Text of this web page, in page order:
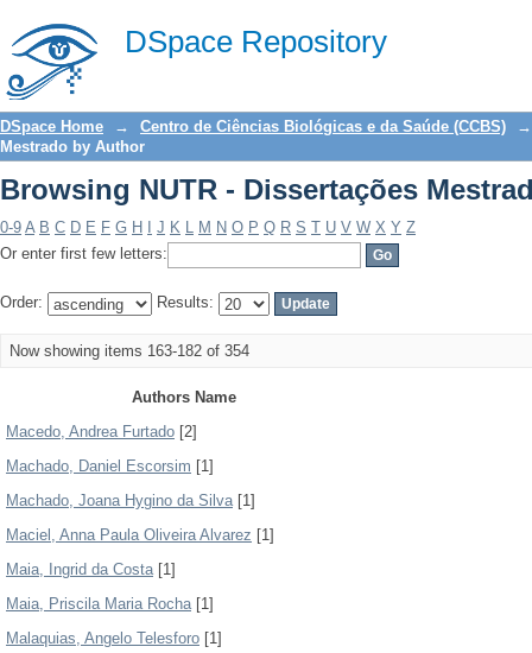
DSpace Repository
Browsing NUTR - Dissertações
DSpace Home → Centro de Ciências Biológicas e da Saúde (CCBS)
→
Mestrado by Author
Browsing NUTR - Dissertações
0-9 A B C D E F G H J K L M N O P Q R S T U V W X Y Z
Or enter first few letters:
Order: Results:
Now showing items 163-182 of 354
Authors Name
Macedo, Andrea Furtado [2]
Machado, Daniel Escorsim [1]
Machado, Joana Hygino da Silva[1]
Maciel, Anna Paula Oliveira Alvarez [1]
Maia, Ingrid da Costa[1]
Maia, Priscila Maria Rocha[1]
Malaquias, Angelo Telesforo [1]